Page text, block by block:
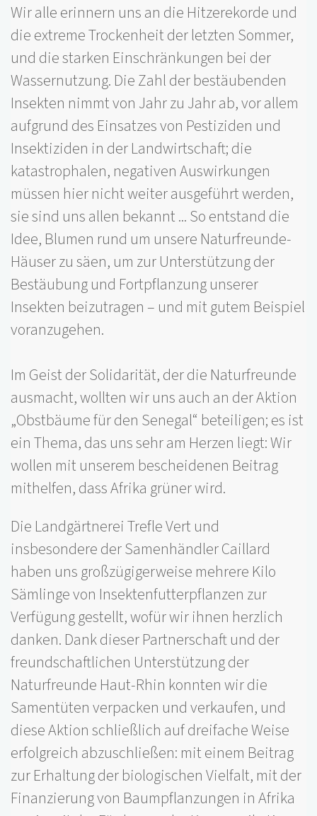
Wir alle erinnern uns an die Hitzerekorde und
die extreme Trockenheit der letzten Sommer,
und die starken Einschränkungen bei der
Wassernutzung. Die Zahl der bestäubenden
Insekten nimmt von Jahr zu Jahr ab, vor allem
aufgrund des Einsatzes von Pestiziden und
Insektiziden in der Landwirtschaft; die
katastrophalen, negativen Auswirkungen
müssen hier nicht weiter ausgeführt werden,
sie sind uns allen bekannt ... So entstand die
Idee, Blumen rund um unsere Naturfreunde-
Häuser zu säen, um zur Unterstützung der
Bestäubung und Fortpflanzung unserer
Insekten beizutragen – und mit gutem Beispiel
voranzugehen.
Im Geist der Solidarität, der die Naturfreunde
ausmacht, wollten wir uns auch an der Aktion
„Obstbäume für den Senegal“ beteiligen; es ist
ein Thema, das uns sehr am Herzen liegt: Wir
wollen mit unserem bescheidenen Beitrag
mithelfen, dass Afrika grüner wird.
Die Landgärtnerei Trefle Vert und
insbesondere der Samenhändler Caillard
haben uns großzügigerweise mehrere Kilo
Sämlinge von Insektenfutterpflanzen zur
Verfügung gestellt, wofür wir ihnen herzlich
danken. Dank dieser Partnerschaft und der
freundschaftlichen Unterstützung der
Naturfreunde Haut-Rhin konnten wir die
Samentüten verpacken und verkaufen, und
diese Aktion schließlich auf dreifache Weise
erfolgreich abzuschließen: mit einem Beitrag
zur Erhaltung der biologischen Vielfalt, mit der
Finanzierung von Baumpflanzungen in Afrika